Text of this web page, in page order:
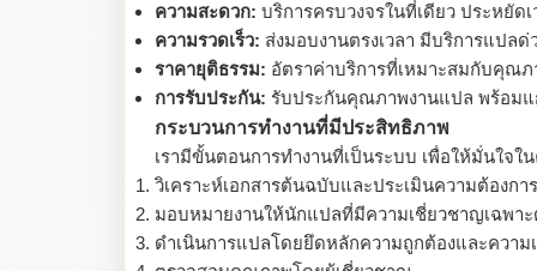
ความสะดวก: บริการครบวงจรในที่เดียว ประหยัด
ความรวดเร็ว: ส่งมอบงานตรงเวลา มีบริการแปลด่
ราคายุติธรรม: อัตราค่าบริการที่เหมาะสมกับคุณภ
การรับประกัน: รับประกันคุณภาพงานแปล พร้อมแ
กระบวนการทำงานที่มีประสิทธิภาพ
เรามีขั้นตอนการทำงานที่เป็นระบบ เพื่อให้มั่นใจ
วิเคราะห์เอกสารต้นฉบับและประเมินความต้องกา
มอบหมายงานให้นักแปลที่มีความเชี่ยวชาญเฉพา
ดำเนินการแปลโดยยึดหลักความถูกต้องและความ